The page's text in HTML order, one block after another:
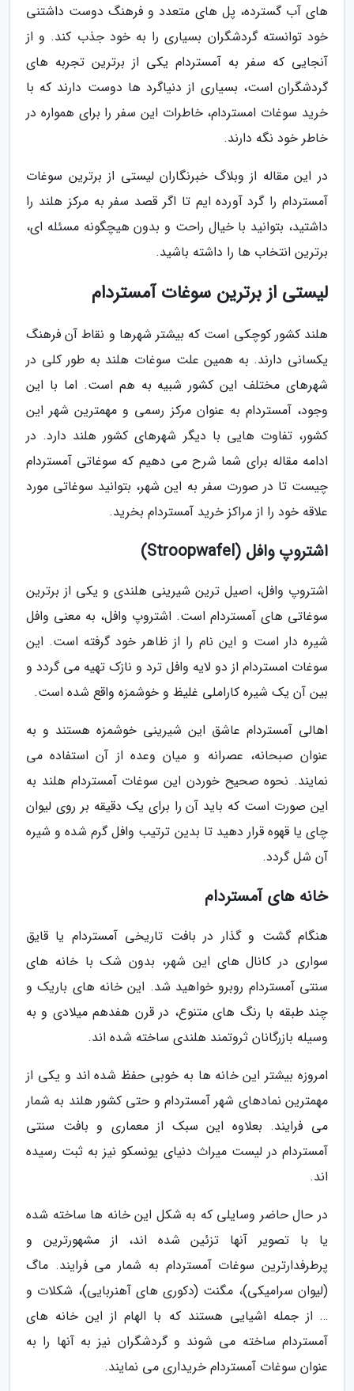
های آب گسترده، پل های متعدد و فرهنگ دوست داشتنی
خود توانسته گردشگران بسیاری را به خود جذب کند. و از
آنجایی که سفر به آمستردام یکی از برترین تجربه های
گردشگران است، بسیاری از دنیاگرد ها دوست دارند که با
خرید سوغات امستردام، خاطرات این سفر را برای همواره در
خاطر خود نگه دارند.
در این مقاله از وبلاگ خبرنگاران لیستی از برترین سوغات
آمستردام را گرد آورده ایم تا اگر قصد سفر به مرکز هلند را
داشتید، بتوانید با خیال راحت و بدون هیچگونه مسئله ای،
برترین انتخاب ها را داشته باشید.
لیستی از برترین سوغات آمستردام
هلند کشور کوچکی است که بیشتر شهرها و نقاط آن فرهنگ
یکسانی دارند. به همین علت سوغات هلند به طور کلی در
شهرهای مختلف این کشور شبیه به هم است. اما با این
وجود، آمستردام به عنوان مرکز رسمی و مهمترین شهر این
کشور، تفاوت هایی با دیگر شهرهای کشور هلند دارد. در
ادامه مقاله برای شما شرح می دهیم که سوغاتی آمستردام
چیست تا در صورت سفر به این شهر، بتوانید سوغاتی مورد
علاقه خود را از مراکز خرید آمستردام بخرید.
اشتروپ وافل (Stroopwafel)
اشتروپ وافل، اصیل ترین شیرینی هلندی و یکی از برترین
سوغاتی های آمستردام است. اشتروپ وافل، به معنی وافل
شیره دار است و این نام را از ظاهر خود گرفته است. این
سوغات امستردام از دو لایه وافل ترد و نازک تهیه می گردد و
بین آن یک شیره کاراملی غلیظ و خوشمزه واقع شده است.
اهالی آمستردام عاشق این شیرینی خوشمزه هستند و به
عنوان صبحانه، عصرانه و میان وعده از آن استفاده می
نمایند. نحوه صحیح خوردن این سوغات آمستردام هلند به
این صورت است که باید آن را برای یک دقیقه بر روی لیوان
چای یا قهوه قرار دهید تا بدین ترتیب وافل گرم شده و شیره
آن شل گردد.
خانه های آمستردام
هنگام گشت و گذار در بافت تاریخی آمستردام یا قایق
سواری در کانال های این شهر، بدون شک با خانه های
سنتی آمستردام روبرو خواهید شد. این خانه های باریک و
چند طبقه با رنگ های متنوع، در قرن هفدهم میلادی و به
وسیله بازرگانان ثروتمند هلندی ساخته شده اند.
امروزه بیشتر این خانه ها به خوبی حفظ شده اند و یکی از
مهمترین نمادهای شهر آمستردام و حتی کشور هلند به شمار
می فرایند. بعلاوه این سبک از معماری و بافت سنتی
آمستردام در لیست میراث دنیای یونسکو نیز به ثبت رسیده
اند.
در حال حاضر وسایلی که به شکل این خانه ها ساخته شده
یا با تصویر آنها تزئین شده اند، از مشهورترین و
پرطرفدارترین سوغات آمستردام به شمار می فرایند. ماگ
(لیوان سرامیکی)، مگنت (دکوری های آهنربایی)، شکلات و
… از جمله اشیایی هستند که با الهام از این خانه های
آمستردام ساخته می شوند و گردشگران نیز به آنها را به
عنوان سوغات آمستردام خریداری می نمایند.